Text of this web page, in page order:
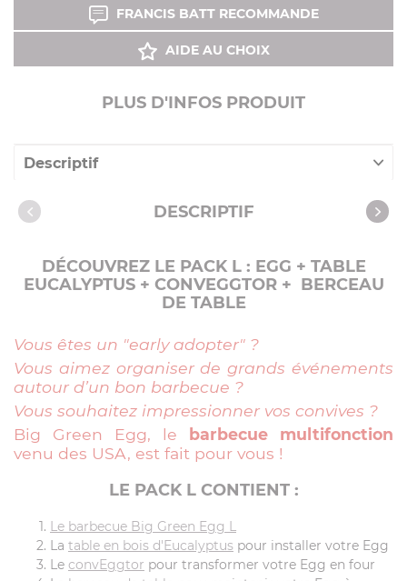
FRANCIS BATT RECOMMANDE
AIDE AU CHOIX
PLUS D'INFOS PRODUIT
Descriptif
Caractéristiques DESCRIPTIF
DÉCOUVREZ LE PACK L : EGG + TABLE
EUCALYPTUS + CONVEGGTOR + BERCEAU
DE TABLE
Vous êtes un "early adopter" ?
Vous aimez organiser de grands événements
autour d’un bon barbecue ?
Vous souhaitez impressionner vos convives ?
Big Green Egg, le
barbecue multifonction
venu des USA, est fait pour vous !
LE PACK L CONTIENT :
Le barbecue Big Green Egg L
La table en bois d'Eucalyptus pour installer votre Egg
Le convEggtor pour transformer votre Egg en four